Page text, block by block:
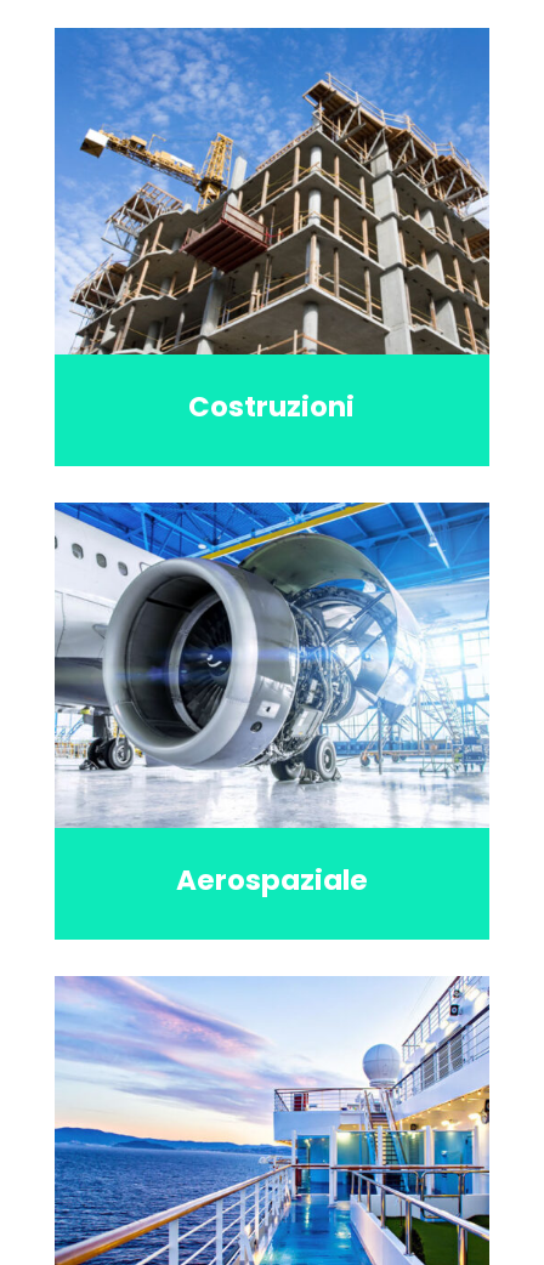
Costruzioni
Aerospaziale